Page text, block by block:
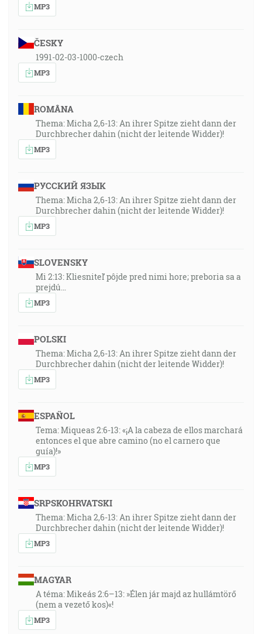
MP3
ČESKY
1991-02-03-1000-czech
MP3
ROMÂNA
Thema: Micha 2,6-13: An ihrer Spitze zieht dann der
Durchbrecher dahin (nicht der leitende Widder)!
MP3
РУССКИЙ ЯЗЫК
Thema: Micha 2,6-13: An ihrer Spitze zieht dann der
Durchbrecher dahin (nicht der leitende Widder)!
MP3
SLOVENSKY
Mi 2:13: Kliesniteľ pôjde pred nimi hore; preboria sa a
prejdú…
MP3
POLSKI
Thema: Micha 2,6-13: An ihrer Spitze zieht dann der
Durchbrecher dahin (nicht der leitende Widder)!
MP3
ESPAÑOL
Tema: Miqueas 2:6-13: «¡A la cabeza de ellos marchará
entonces el que abre camino (no el carnero que
guía)!»
MP3
SRPSKOHRVATSKI
Thema: Micha 2,6-13: An ihrer Spitze zieht dann der
Durchbrecher dahin (nicht der leitende Widder)!
MP3
MAGYAR
A téma: Mikeás 2:6–13: »Élen jár majd az hullámtörő
(nem a vezető kos)«!
MP3